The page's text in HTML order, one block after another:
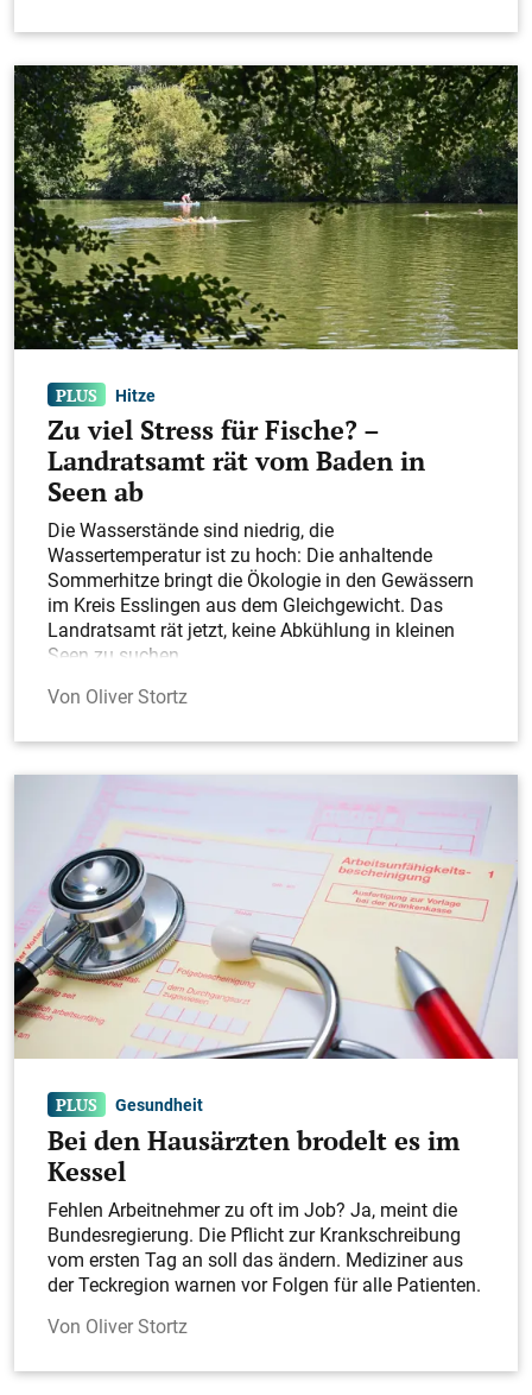
Hitze
Zu viel Stress für Fische? –
Landratsamt rät vom Baden in
Seen ab
Die Wasserstände sind niedrig, die
Wassertemperatur ist zu hoch: Die anhaltende
Sommerhitze bringt die Ökologie in den Gewässern
im Kreis Esslingen aus dem Gleichgewicht. Das
Landratsamt rät jetzt, keine Abkühlung in kleinen
Seen zu suchen.
Oliver Stortz
Gesundheit
Bei den Hausärzten brodelt es im
Kessel
Fehlen Arbeitnehmer zu oft im Job? Ja, meint die
Bundesregierung. Die Pflicht zur Krankschreibung
vom ersten Tag an soll das ändern. Mediziner aus
der Teckregion warnen vor Folgen für alle Patienten.
Oliver Stortz